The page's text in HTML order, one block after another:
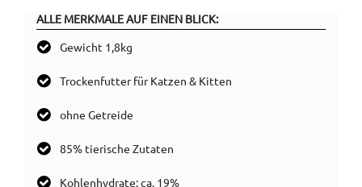
ALLE MERKMALE AUF EINEN BLICK:
Gewicht 1,8kg
Trockenfutter für Katzen & Kitten
ohne Getreide
85% tierische Zutaten
Kohlenhydrate: ca. 19%